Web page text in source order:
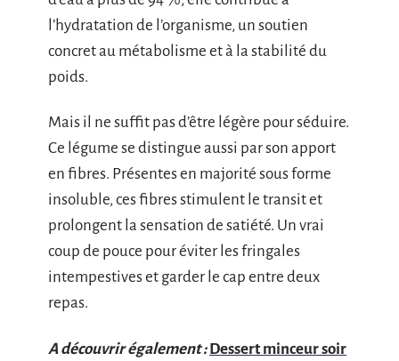
l’hydratation de l’organisme, un soutien
concret au métabolisme et à la stabilité du
poids.
Mais il ne suffit pas d’être légère pour séduire.
Ce légume se distingue aussi par son apport
en fibres. Présentes en majorité sous forme
insoluble, ces fibres stimulent le transit et
prolongent la sensation de satiété. Un vrai
coup de pouce pour éviter les fringales
intempestives et garder le cap entre deux
repas.
A découvrir également : Dessert minceur soir